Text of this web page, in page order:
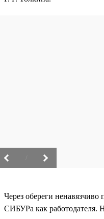
Через обереги
СИБУРа как работодателя.